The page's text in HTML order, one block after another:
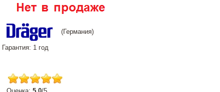
(Германия)
Гарантия: 1 год